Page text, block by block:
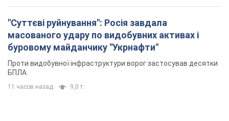
"Суттєві руйнування": Росія завдала
масованого удару по видобувних активах і
буровому майданчику "Укрнафти"
Проти видобувної інфраструктури ворог застосував десятки
БПЛА
11 часов назад 9,0 т.